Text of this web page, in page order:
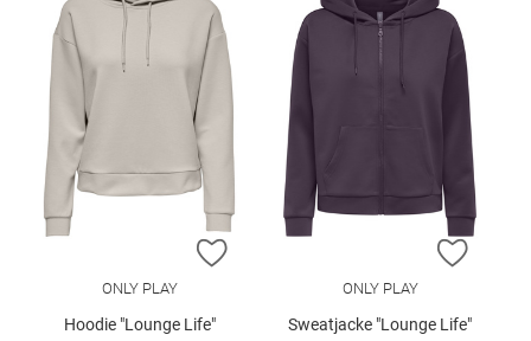
ZUR WUNSCHLISTE HINZUFÜGEN
ONLY PLAY
Hoodie "Lounge Life"
ZUR
ONLY PLAY
Sweatjacke "Lounge Life"